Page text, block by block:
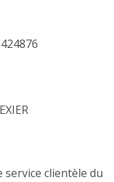
service clientèle du